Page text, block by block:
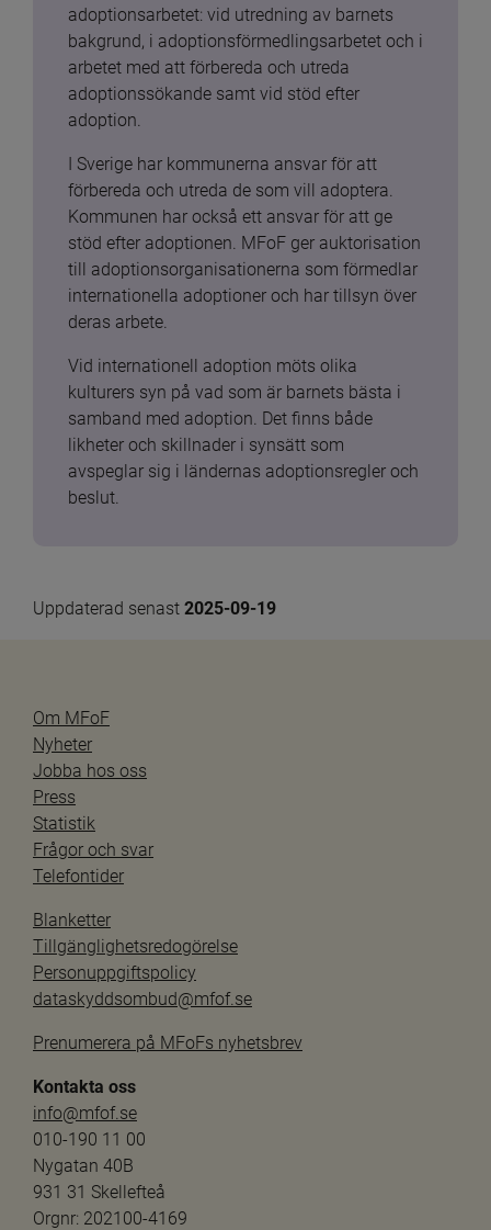
adoptionsarbetet: vid utredning av barnets
bakgrund, i adoptionsförmedlingsarbetet och i
arbetet med att förbereda och utreda
adoptionssökande samt vid stöd efter
adoption.
I Sverige har kommunerna ansvar för att
förbereda och utreda de som vill adoptera.
Kommunen har också ett ansvar för att ge
stöd efter adoptionen. MFoF ger auktorisation
till adoptionsorganisationerna som förmedlar
internationella adoptioner och har tillsyn över
deras arbete.
Vid internationell adoption möts olika
kulturers syn på vad som är barnets bästa i
samband med adoption. Det finns både
likheter och skillnader i synsätt som
avspeglar sig i ländernas adoptionsregler och
beslut.
Uppdaterad senast 2025-09-19
Om MFoF
Nyheter
Jobba hos oss
Press
Statistik
Frågor och svar
Telefontider
Blanketter
Tillgänglighetsredogörelse
Personuppgiftspolicy
dataskyddsombud@mfof.se
Prenumerera på MFoFs nyhetsbrev
Kontakta oss
info@mfof.se
010-190 11 00
Nygatan 40B
931 31 Skellefteå
Orgnr: 202100-4169